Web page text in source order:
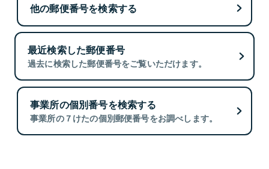
他の郵便番号を検索する
最近検索した郵便番号
過去に検索した郵便番号をご覧いただけます。
事業所の個別番号を検索する
事業所の７けたの個別郵便番号をお調べします。